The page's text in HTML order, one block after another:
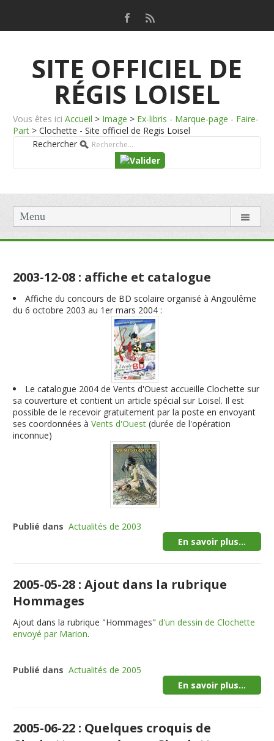
SITE OFFICIEL DE
RÉGIS LOISEL
Vous êtes ici Accueil > Image > Ex-libris - Marque-page - Faire-
Part > Clochette - Site officiel de Regis Loisel
Rechercher
Menu
2003-12-08 : affiche et catalogue
Affiche du concours de BD scolaire organisé à Angoulême
du 6 octobre 2003 au 1er mars 2004 :
Le catalogue 2004 de Vents d'Ouest accueille Clochette sur
sa couverture et contient un article spécial sur Loisel. Il est
possible de le recevoir gratuitement par la poste en envoyant
ses coordonnées àVents d'Ouest (durée de l'opération
inconnue)
Publié dans Actualités de 2003
En savoir plus...
2005-05-28 : Ajout dans la rubrique
Hommages
Ajout dans la rubrique "Hommages"d'un dessin de Clochette
envoyé par Marion.
Publié dans Actualités de 2005
En savoir plus...
2005-06-22 : Quelques croquis de